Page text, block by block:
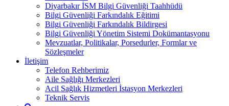
Diyarbakır İSM Bilgi Güvenliği Taahhüdü
Bilgi Güvenliği Farkındalık Eğitimi
Bilgi Güvenliği Farkındalık Bildirgesi
Bilgi Güvenliği Yönetim Sistemi Dokümantasyonu
Mevzuatlar, Politikalar, Porsedurler, Formlar ve
Sözleşmeler
İletişim
Telefon Rehberimiz
Aile Sağlığı Merkezleri
Acil Sağlık Hizmetleri İstasyon Merkezleri
Teknik Servis